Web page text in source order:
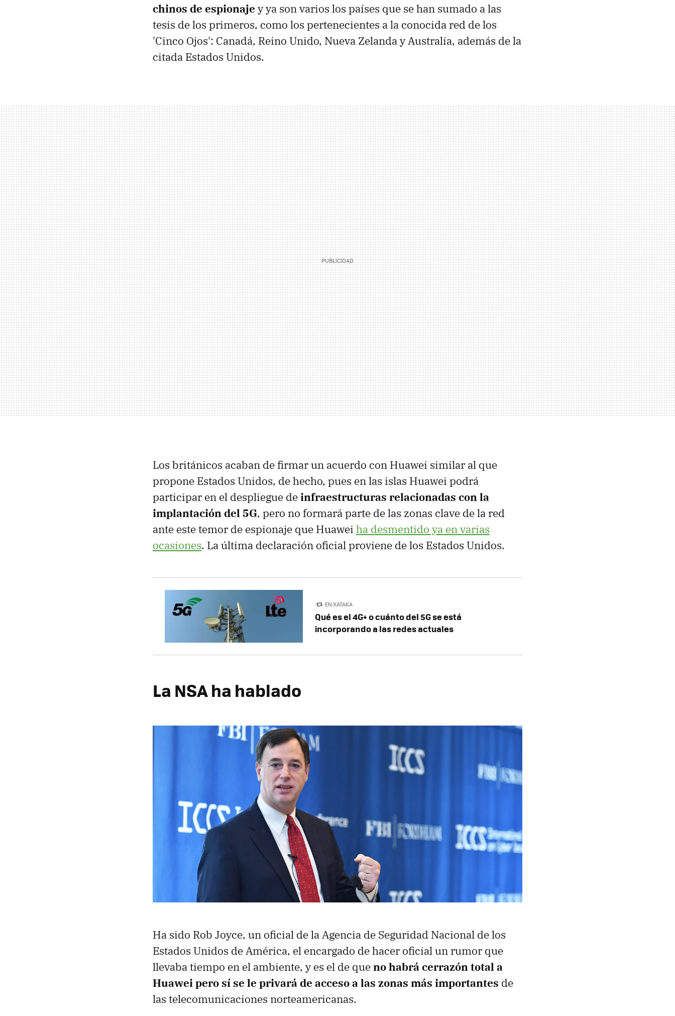
chinos de espionaje y ya son varios los países que se han sumado a las
tesis de los primeros, como los pertenecientes a la conocida red de los
'Cinco Ojos': Canadá, Reino Unido, Nueva Zelanda y Australia, además de la
citada Estados Unidos.
Los británicos acaban de firmar un acuerdo con Huawei similar al que
propone Estados Unidos, de hecho, pues en las islas Huawei podrá
participar en el despliegue deinfraestructuras relacionadas con la
implantación del 5G, pero no formará parte de las zonas clave de la red
ante este temor de espionaje que Huawei ha desmentido ya en varias
ocasiones. La última declaración oficial proviene de los Estados Unidos.
EN XATAKA
Qué es el 4G+ o cuánto del 5G se está
incorporando a las redes actuales
La NSA ha hablado
Ha sido Rob Joyce, un oficial de la Agencia de Seguridad Nacional de los
Estados Unidos de América, el encargado de hacer oficial un rumor que
llevaba tiempo en el ambiente, y es el de queno habrá cerrazón total a
Huawei pero sí se le privará de acceso a las zonas más importantes de
las telecomunicaciones norteamericanas.